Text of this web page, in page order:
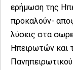
ερήμωση της
προκαλούν-
λύσεις στα
Ηπειρωτών και